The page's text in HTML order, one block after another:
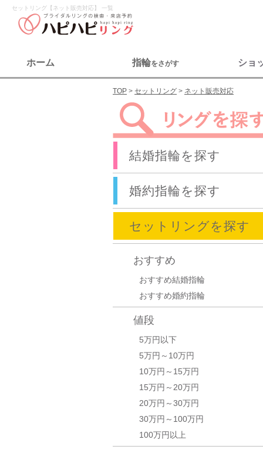
セットリング【ネット販売対応】 一覧
ホーム 指輪をさがす ショ
TOP セットリング ネット販売対応
結婚指輪を探す
婚約指輪を探す
セットリングを探す
おすすめ
おすすめ結婚指輪
おすすめ婚約指輪
値段
5万円以下
5万円～10万円
10万円～15万円
15万円～20万円
20万円～30万円
30万円～100万円
100万円以上